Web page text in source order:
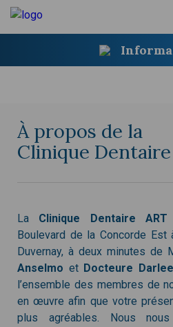
À propos de la
Clinique Dentaire
La Clinique Dentaire ART
Boulevard de la Concorde Est
Duvernay, à deux minutes de
Anselmo et Docteure
l’ensemble des membres de
en œuvre afin que votre
plus agréables. Nous